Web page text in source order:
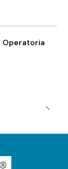
Operatoria